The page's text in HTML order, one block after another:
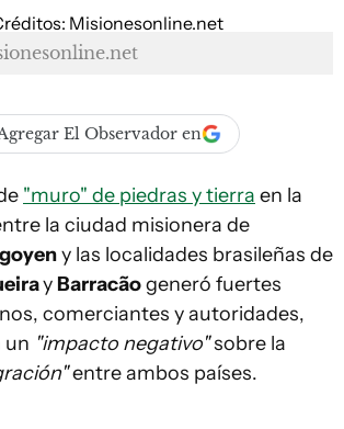
El Observador en
"muro" de piedras y tierra en la
la ciudad misionera de
y las localidades brasileñas de
y Barracãogeneró fuertes
comerciantes y autoridades,
un "impacto negativo"sobre la
entre ambos países.